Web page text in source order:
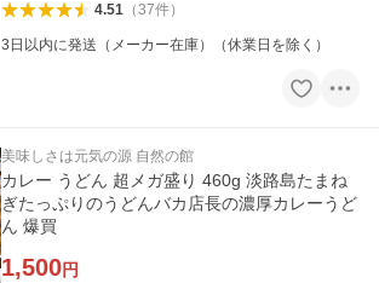
4.51（37件）
3日以内に発送（メーカー在庫）（休業日を除く）
美味しさは元気の源 自然の館
カレー うどん 超メガ盛り 460g 淡路島たまね
ぎたっぷりのうどんバカ店長の濃厚カレーうど
ん 爆買
1,500円